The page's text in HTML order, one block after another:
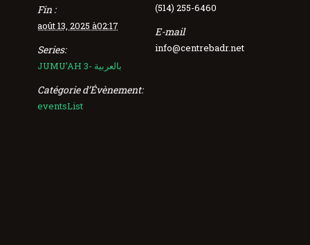
Fin :
août 13, 2025 à02:17
Series:
JUMU’AH 3- بالعربية
Catégorie d’Évènement:
eventsList
(514) 255-6460
E-mail
info@centrebadr.net